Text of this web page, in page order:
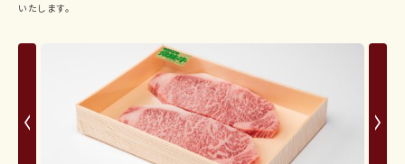
いたします。